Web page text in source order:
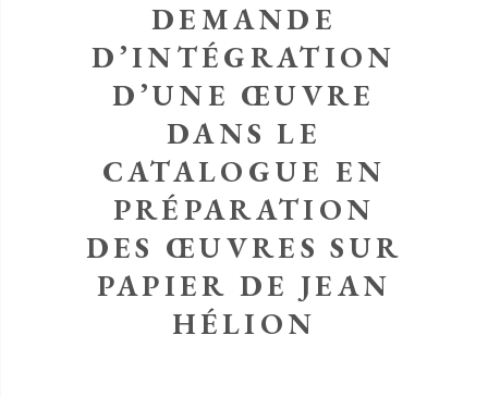
DEMANDE
D’INTÉGRATION
D’UNE ŒUVRE
DANS LE
CATALOGUE EN
PRÉPARATION
DES ŒUVRES SUR
PAPIER DE JEAN
HÉLION